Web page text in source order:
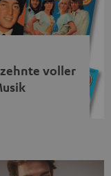
man für großen
mehr braucht.
voller
durch Rock und